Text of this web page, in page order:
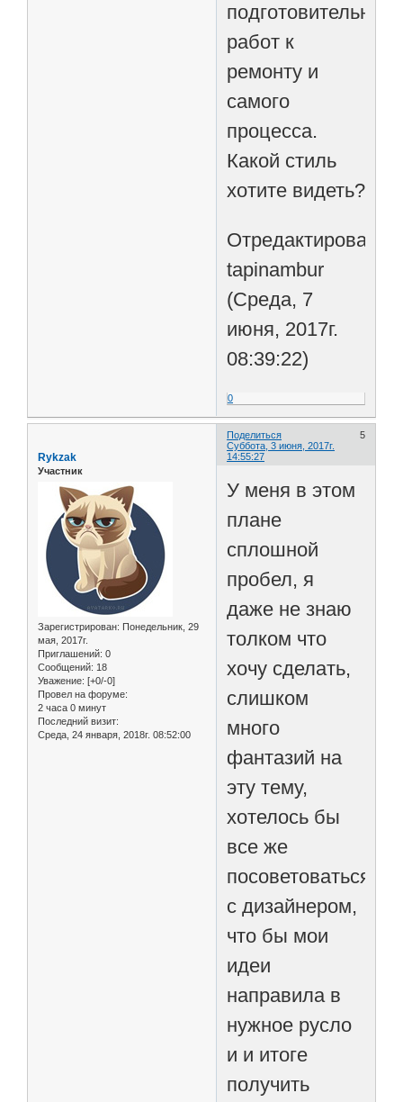
подготовительных
работ к
ремонту и
самого
процесса.
Какой стиль
хотите видеть?
Отредактировано
tapinambur
(Среда, 7
июня, 2017г.
08:39:22)
0
Поделиться
5
Суббота, 3 июня, 2017г.
14:55:27
Rykzak
Участник
Зарегистрирован: Понедельник, 29
мая, 2017г.
Приглашений: 0
Сообщений: 18
Уважение: [+0/-0]
Провел на форуме:
2 часа 0 минут
Последний визит:
Среда, 24 января, 2018г. 08:52:00
У меня в этом
плане
сплошной
пробел, я
даже не знаю
толком что
хочу сделать,
слишком
много
фантазий на
эту тему,
хотелось бы
все же
посоветоваться
с дизайнером,
что бы мои
идеи
направила в
нужное русло
и и итоге
получить